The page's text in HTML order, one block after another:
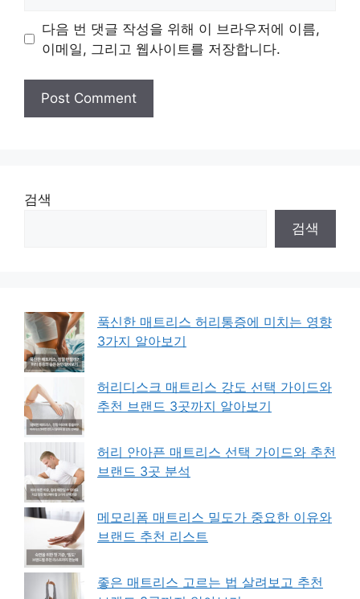
다음 번 댓글 작성을 위해 이 브라우저에 이름,
이메일, 그리고 웹사이트를 저장합니다.
검색
검색
푹신한 매트리스 허리통증에 미치는 영향
3가지 알아보기
허리디스크 매트리스 강도 선택 가이드와
추천 브랜드 3곳까지 알아보기
허리 안아픈 매트리스 선택 가이드와 추천
브랜드 3곳 분석
메모리폼 매트리스 밀도가 중요한 이유와
브랜드 추천 리스트
좋은 매트리스 고르는 법 살려보고 추천